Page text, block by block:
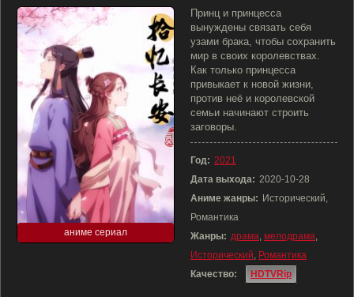
аниме сериал
Принц и принцесса
вынуждены связать себя
узами брака, чтобы сохранить
мир в своих королевствах.
Как только принцесса
привыкает к новой жизни,
против неё и королевской
семьи начинают строить
заговоры.
Год: 2021
Дата выхода: 2020-10-28
Аниме жанры: Исторический,
Романтика
Жанры: драма, мелодрама,
Исторический, Романтика
Качество:
HDTVRip